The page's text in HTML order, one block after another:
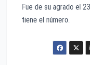
Fue de su agrado el
tiene el número.